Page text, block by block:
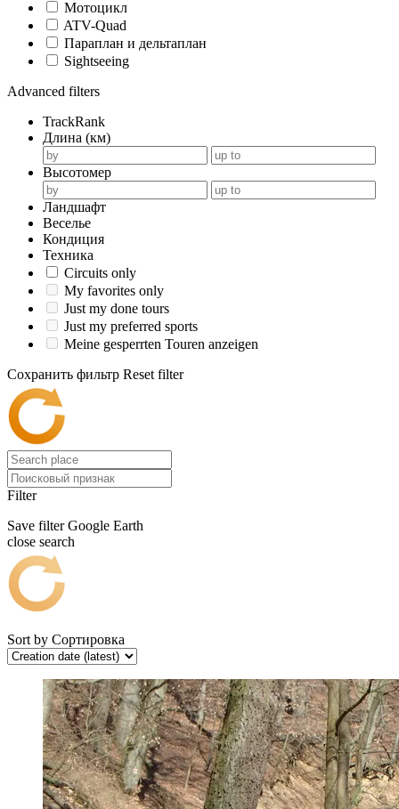
Мотоцикл
ATV-Quad
Параплан и дельтаплан
Sightseeing
Advanced filters
TrackRank
Длина (км)
Высотомер
Ландшафт
Веселье
Кондиция
Техника
Circuits only
My favorites only
Just my done tours
Just my preferred sports
Meine gesperrten Touren anzeigen
Сохранить фильтр Reset filter
Filter
Save filter Google Earth
close search
Sort by Сортировка